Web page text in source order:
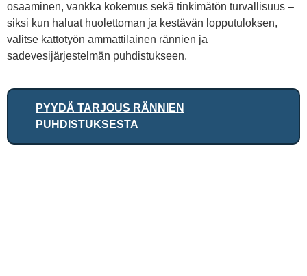
osaaminen, vankka kokemus sekä tinkimätön turvallisuus –
siksi kun haluat huolettoman ja kestävän lopputuloksen,
valitse kattotyön ammattilainen rännien ja
sadevesijärjestelmän puhdistukseen.
PYYDÄ TARJOUS RÄNNIEN
PUHDISTUKSESTA